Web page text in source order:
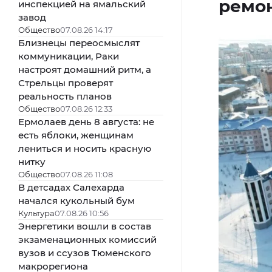
инспекцией на ямальский
завод
Общество07.08.26 14:17
Близнецы переосмыслят
коммуникации, Раки
настроят домашний ритм, а
Стрельцы проверят
реальность планов
Общество07.08.26 12:33
Ермолаев день 8 августа: не
есть яблоки, женщинам
лениться и носить красную
нитку
Общество07.08.26 11:08
В детсадах Салехарда
начался кукольный бум
Культура07.08.26 10:56
Энергетики вошли в состав
экзаменационных комиссий
вузов и ссузов Тюменского
макрорегиона